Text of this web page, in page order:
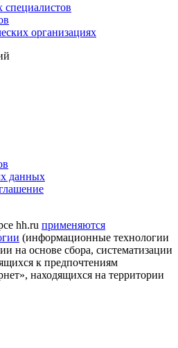
специалистов
организациях
данных
hh.ru применяются
(информационные технологии
на основе сбора, систематизации
к предпочтениям
находящихся на территории